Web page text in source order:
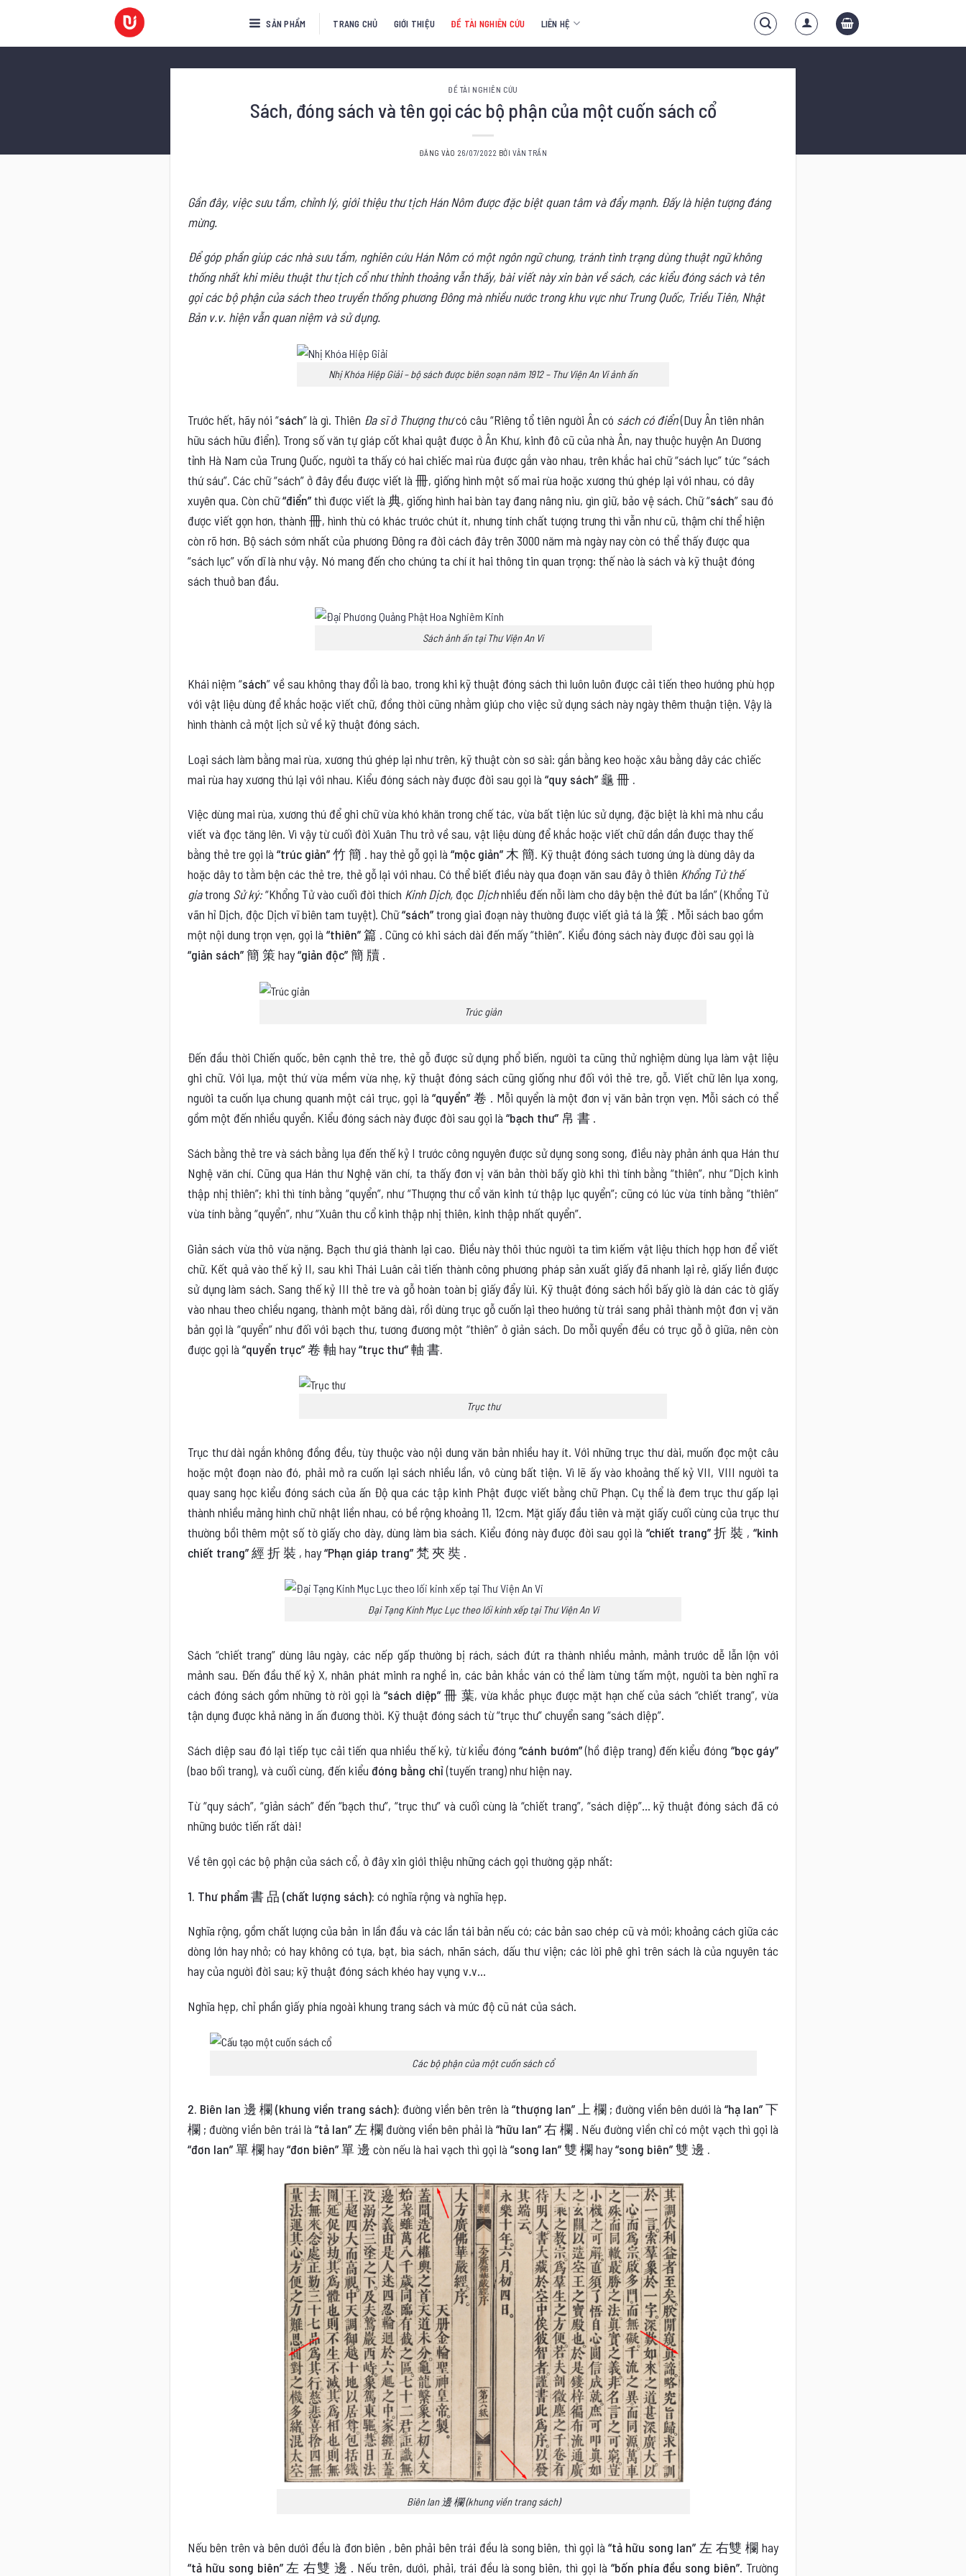
nội
SẢN PHẨM TRANG CHỦ GIỚI THIỆU ĐỀ TÀI NGHIÊN CỨU LIÊN HỆ
ĐỀ TÀI NGHIÊN CỨU
Sách, đóng sách và tên gọi các bộ phận của một cuốn sách cổ
ĐĂNG VÀO 26/07/2022 BỞI VÂN TRẦN
Gần đây, việc sưu tầm, chỉnh lý, giới thiệu thư tịch Hán Nôm được đặc biệt quan tâm và đẩy mạnh. Đấy là hiện tượng đáng
mừng.
Để góp phần giúp các nhà sưu tầm, nghiên cứu Hán Nôm có một ngôn ngữ chung, tránh tình trạng dùng thuật ngữ không
thống nhất khi miêu thuật thư tịch cổ như thỉnh thoảng vẫn thấy, bài viết này xin bàn về sách, các kiểu đóng sách và tên
gọi các bộ phận của sách theo truyền thống phương Đông mà nhiều nước trong khu vực như Trung Quốc, Triều Tiên, Nhật
Bản v.v. hiện vẫn quan niệm và sử dụng.
Nhị Khóa Hiệp Giải – bộ sách được biên soạn năm 1912 – Thư Viện An Vi ảnh ấn
Trước hết, hãy nói “sách” là gì. Thiên Đa sĩ ở Thượng thưcó câu “Riêng tổ tiên người Ân có sách có điển(Duy Ân tiên nhân
hữu sách hữu điển). Trong số văn tự giáp cốt khai quật được ở Ân Khư, kinh đô cũ của nhà Ân, nay thuộc huyện An Dương
tỉnh Hà Nam của Trung Quốc, người ta thấy có hai chiếc mai rùa được gắn vào nhau, trên khắc hai chữ “sách lục” tức “sách
thứ sáu”. Các chữ “sách” ở đây đều được viết là 冊, giống hình một số mai rùa hoặc xương thú ghép lại với nhau, có dây
xuyên qua. Còn chữ“điển”thì được viết là 典, giống hình hai bàn tay đang nâng niu, gìn giữ, bảo vệ sách. Chữ “sách” sau đó
được viết gọn hơn, thành 冊, hình thù có khác trước chút ít, nhưng tính chất tượng trưng thì vẫn như cũ, thậm chí thể hiện
còn rõ hơn. Bộ sách sớm nhất của phương Đông ra đời cách đây trên 3000 năm mà ngày nay còn có thể thấy được qua
“sách lục” vốn dĩ là như vậy. Nó mang đến cho chúng ta chí ít hai thông tin quan trọng: thế nào là sách và kỹ thuật đóng
sách thuở ban đầu.
Sách ảnh ấn tại Thư Viện An Vi
Khái niệm “sách” về sau không thay đổi là bao, trong khi kỹ thuật đóng sách thì luôn luôn được cải tiến theo hướng phù hợp
với vật liệu dùng để khắc hoặc viết chữ, đồng thời cũng nhằm giúp cho việc sử dụng sách này ngày thêm thuận tiện. Vậy là
hình thành cả một lịch sử về kỹ thuật đóng sách.
Loại sách làm bằng mai rùa, xương thú ghép lại như trên, kỹ thuật còn sơ sài: gắn bằng keo hoặc xâu bằng dây các chiếc
mai rùa hay xương thú lại với nhau. Kiểu đóng sách này được đời sau gọi là “quy sách” 龜 冊 .
Việc dùng mai rùa, xương thú để ghi chữ vừa khó khăn trong chế tác, vừa bất tiện lúc sử dụng, đặc biệt là khi mà nhu cầu
viết và đọc tăng lên. Vì vậy từ cuối đời Xuân Thu trở về sau, vật liệu dùng để khắc hoặc viết chữ dần dần được thay thế
bằng thẻ tre gọi là “trúc giản” 竹 簡 . hay thẻ gỗ gọi là “mộc giản” 木 簡. Kỹ thuật đóng sách tương ứng là dùng dây da
hoặc dây tơ tằm bện các thẻ tre, thẻ gỗ lại với nhau. Có thể biết điều này qua đoạn văn sau đây ở thiên Khổng Tử thế
giatrong Sử ký:“Khổng Tử vào cuối đời thích Kinh Dịch, đọc Dịchnhiều đến nỗi làm cho dây bện thẻ đứt ba lần” (Khổng Tử
vãn hỉ Dịch, độc Dịch vĩ biên tam tuyệt). Chữ“sách”trong giai đoạn này thường được viết giả tá là 策 . Mỗi sách bao gồm
một nội dung trọn vẹn, gọi là “thiên” 篇 . Cũng có khi sách dài đến mấy “thiên”. Kiểu đóng sách này được đời sau gọi là
“giản sách” 簡 策hay“giản độc” 簡 牘 .
Trúc giản
Đến đầu thời Chiến quốc, bên cạnh thẻ tre, thẻ gỗ được sử dụng phổ biến, người ta cũng thử nghiệm dùng lụa làm vật liệu
ghi chữ. Với lụa, một thứ vừa mềm vừa nhẹ, kỹ thuật đóng sách cũng giống như đối với thẻ tre, gỗ. Viết chữ lên lụa xong,
người ta cuốn lụa chung quanh một cái trục, gọi là“quyển” 卷 . Mỗi quyển là một đơn vị văn bản trọn vẹn. Mỗi sách có thể
gồm một đến nhiều quyển. Kiểu đóng sách này được đời sau gọi là “bạch thư” 帛 書 .
Sách bằng thẻ tre và sách bằng lụa đến thế kỷ I trước công nguyên được sử dụng song song, điều này phản ánh qua Hán thư
Nghệ văn chí. Cũng qua Hán thư Nghệ văn chí, ta thấy đơn vị văn bản thời bấy giờ khi thì tính bằng “thiên”, như “Dịch kinh
thập nhị thiên”; khi thì tính bằng “quyển”, như “Thượng thư cổ văn kinh tứ thập lục quyển”; cũng có lúc vừa tính bằng “thiên”
vừa tính bằng “quyển”, như “Xuân thu cổ kinh thập nhị thiên, kinh thập nhất quyển”.
Giản sách vừa thô vừa nặng. Bạch thư giá thành lại cao. Điều này thôi thúc người ta tìm kiếm vật liệu thích hợp hơn để viết
chữ. Kết quả vào thế kỷ II, sau khi Thái Luân cải tiến thành công phương pháp sản xuất giấy đã nhanh lại rẻ, giấy liền được
sử dụng làm sách. Sang thế kỷ III thẻ tre và gỗ hoàn toàn bị giấy đẩy lùi. Kỹ thuật đóng sách hồi bấy giờ là dán các tờ giấy
vào nhau theo chiều ngang, thành một băng dài, rồi dùng trục gỗ cuốn lại theo hướng từ trái sang phải thành một đơn vị văn
bản gọi là “quyển” như đối với bạch thư, tương đương một “thiên” ở giản sách. Do mỗi quyển đều có trục gỗ ở giữa, nên còn
được gọi là “quyển trục” 卷 軸 hay“trục thư” 軸 書.
Trục thư
Trục thư dài ngắn không đồng đều, tùy thuộc vào nội dung văn bản nhiều hay ít. Với những trục thư dài, muốn đọc một câu
hoặc một đoạn nào đó, phải mở ra cuốn lại sách nhiều lần, vô cùng bất tiện. Vì lẽ ấy vào khoảng thế kỷ VII, VIII người ta
quay sang học kiểu đóng sách của ấn Độ qua các tập kinh Phật được viết bằng chữ Phạn. Cụ thể là đem trục thư gấp lại
thành nhiều mảng hình chữ nhật liền nhau, có bề rộng khoảng 11, 12cm. Mặt giấy đầu tiên và mặt giấy cuối cùng của trục thư
thường bồi thêm một số tờ giấy cho dày, dùng làm bìa sách. Kiểu đóng này được đời sau gọi là “chiết trang” 折 裝 ,“kinh
chiết trang” 經 折 裝 , hay“Phạn giáp trang” 梵 夾 奘 .
Đại Tạng Kinh Mục Lục theo lối kinh xếp tại Thư Viện An Vi
Sách “chiết trang” dùng lâu ngày, các nếp gấp thường bị rách, sách đứt ra thành nhiều mảnh, mảnh trước dễ lẫn lộn với
mảnh sau. Đến đầu thế kỷ X, nhân phát minh ra nghề in, các bản khắc ván có thể làm từng tấm một, người ta bèn nghĩ ra
cách đóng sách gồm những tờ rời gọi là “sách diệp” 冊 葉, vừa khắc phục được mặt hạn chế của sách “chiết trang”, vừa
tận dụng được khả năng in ấn đương thời. Kỹ thuật đóng sách từ “trục thư” chuyển sang “sách diệp”.
Sách diệp sau đó lại tiếp tục cải tiến qua nhiều thế kỷ, từ kiểu đóng“cánh bướm”(hồ điệp trang) đến kiểu đóng “bọc gáy”
(bao bối trang), và cuối cùng, đến kiểu đóng bằng chỉ(tuyến trang) như hiện nay.
Từ “quy sách”, “giản sách” đến “bạch thư”, “trục thư” và cuối cùng là “chiết trang”, “sách diệp”… kỹ thuật đóng sách đã có
những bước tiến rất dài!
Về tên gọi các bộ phận của sách cổ, ở đây xin giới thiệu những cách gọi thường gặp nhất:
1. Thư phẩm 書 品 (chất lượng sách): có nghĩa rộng và nghĩa hẹp.
Nghĩa rộng, gồm chất lượng của bản in lần đầu và các lần tái bản nếu có; các bản sao chép cũ và mới; khoảng cách giữa các
dòng lớn hay nhỏ; có hay không có tựa, bạt, bìa sách, nhãn sách, dấu thư viện; các lời phê ghi trên sách là của nguyên tác
hay của người đời sau; kỹ thuật đóng sách khéo hay vụng v.v…
Nghĩa hẹp, chỉ phần giấy phía ngoài khung trang sách và mức độ cũ nát của sách.
Các bộ phận của một cuốn sách cổ
2. Biên lan 邊 欄 (khung viền trang sách): đường viền bên trên là “thượng lan” 上 欄; đường viền bên dưới là “hạ lan” 下
欄 ; đường viền bên trái là “tả lan” 左 欄 đường viền bên phải là “hữu lan” 右 欄 . Nếu đường viền chỉ có một vạch thì gọi là
“đơn lan” 單 欄hay“đơn biên” 單 邊 còn nếu là hai vạch thì gọi là “song lan” 雙 欄hay“song biên” 雙 邊 .
Biên lan 邊 欄 (khung viền trang sách)
Nếu bên trên và bên dưới đều là đơn biên , bên phải bên trái đều là song biên, thì gọi là “tả hữu song lan” 左 右雙 欄 hay
“tả hữu song biên” 左 右雙 邊 . Nếu trên, dưới, phải, trái đều là song biên, thì gọi là “bốn phía đều song biên”. Trường